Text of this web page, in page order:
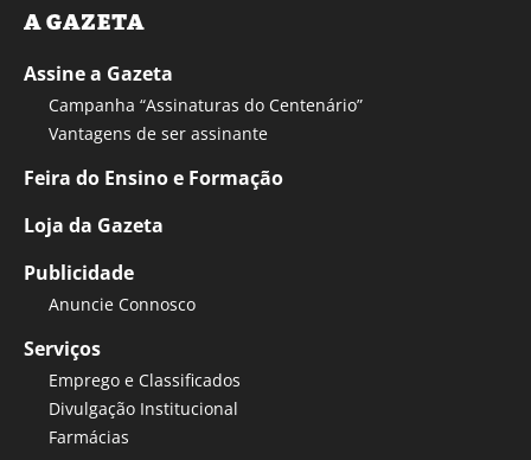
A GAZETA
Assine a Gazeta
Campanha “Assinaturas do Centenário”
Vantagens de ser assinante
Feira do Ensino e Formação
Loja da Gazeta
Publicidade
Anuncie Connosco
Serviços
Emprego e Classificados
Divulgação Institucional
Farmácias